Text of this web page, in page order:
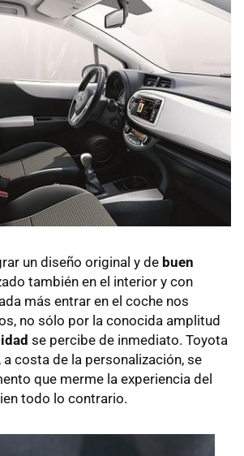
un diseño original y de buen
también en el interior y con
más entrar en el coche nos
no sólo por la conocida amplitud
se percibe de inmediato. Toyota
a costa de la personalización, se
que merme la experiencia del
todo lo contrario.